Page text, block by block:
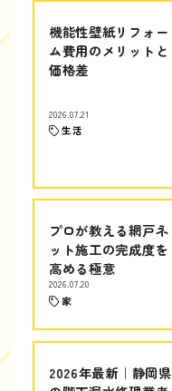
機能性壁紙リフォー
ム費用のメリットと
価格差
2026.07.21
生活
プロが教える網戸ネ
ット施工の完成度を
高める極意
2026.07.20
家
2026年最新｜静岡県